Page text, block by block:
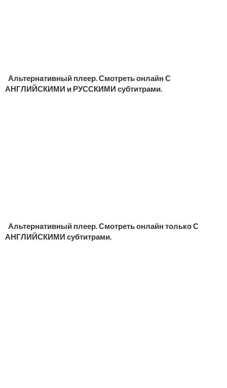
Альтернативный плеер. Смотреть онлайн С
АНГЛИЙСКИМИ и РУССКИМИ субтитрами.
Альтернативный плеер. Смотреть онлайн только С
АНГЛИЙСКИМИ субтитрами.